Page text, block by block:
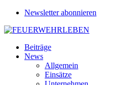
Newsletter abonnieren
Beiträge
News
Allgemein
Einsätze